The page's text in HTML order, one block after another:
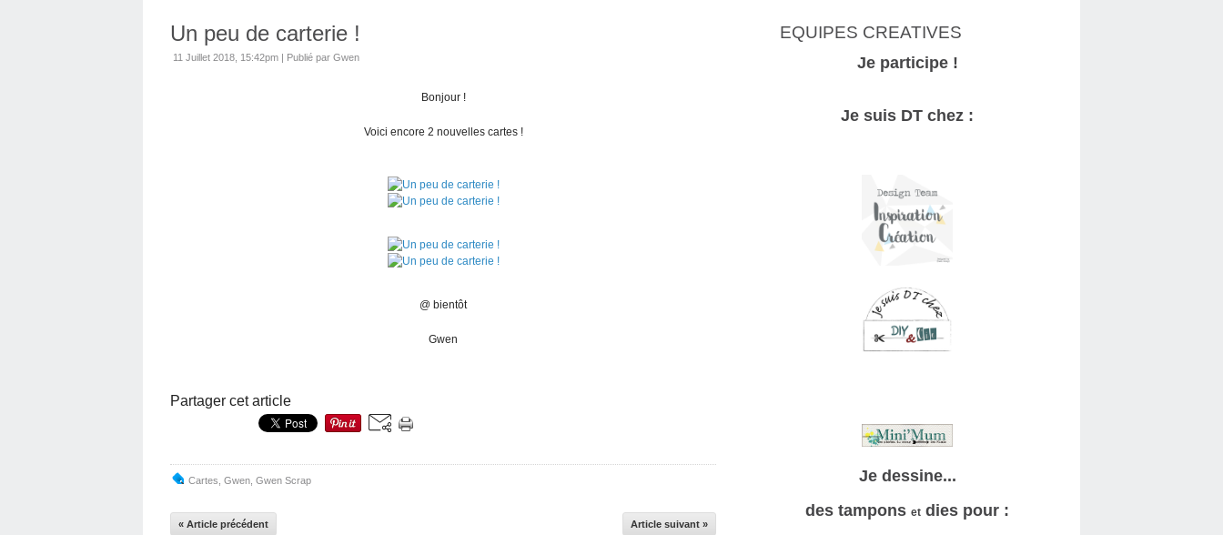
Un peu de carterie !
11 Juillet 2018, 15:42pm | Publié par Gwen
Bonjour !
Voici encore 2 nouvelles cartes !
@ bientôt
Gwen
Partager cet article
Cartes Gwen Gwen Scrap
« Article précédent Article suivant »
EQUIPES CREATIVES
Je participe !
Je suis DT chez :
Je dessine...
des tampons et dies pour :